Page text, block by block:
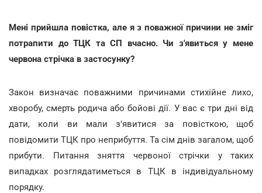
Мені прийшла повістка, але я з поважної причини не зміг
потрапити до ТЦК та СП вчасно. Чи з'явиться у мене
червона стрічка в застосунку?
Закон визначає поважними причинами стихійне лихо,
хворобу, смерть родича або бойові дії. У вас є три дні від
дати, коли ви мали з'явитися за повісткою, щоб
повідомити ТЦК про неприбуття. Та сім днів загалом, щоб
прибути. Питання зняття червоної стрічки у таких
випадках розглядатиметься в ТЦК в індивідуальному
порядку.